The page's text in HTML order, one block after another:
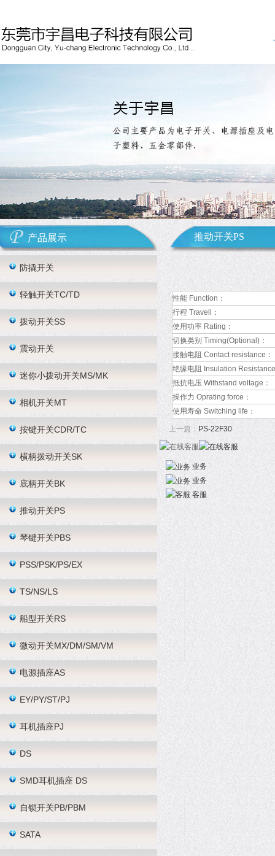
产品展示
防撬开关
轻触开关TC/TD
拨动开关SS
震动开关
迷你小拨动开关MS/MK
相机开关MT
按键开关CDR/TC
横柄拨动开关SK
底柄开关BK
推动开关PS
琴键开关PBS
PSS/PSK/PS/EX
TS/NS/LS
船型开关RS
微动开关MX/DM/SM/VM
电源插座AS
EY/PY/ST/PJ
耳机插座PJ
DS
SMD耳机插座 DS
自锁开关PB/PBM
SATA
推动开关PS
性能 Function：
行程 Travell：
使用功率 Rating：
切换类别 Timing(Optional)：
接触电阻 Contact resistance：
绝缘电阻 Insulation
抵抗电压 Withstand voltage：
操作力 Oprating force：
使用寿命 Switching life：
上一篇： PS-22F30
业务
业务
客服